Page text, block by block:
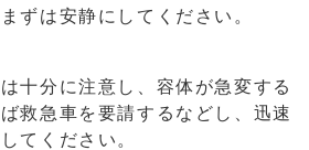
ずは安静にしてください。
分に注意し、容体が急変する
救急車を要請するなどし、迅速
てください。